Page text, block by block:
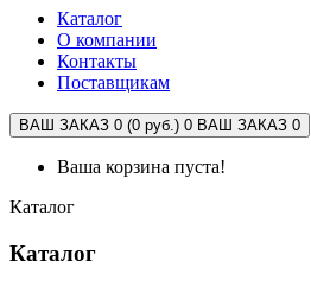
Каталог
О компании
Контакты
Поставщикам
ВАШ ЗАКАЗ 0 (0 руб.) 0 ВАШ ЗАКАЗ 0
Ваша корзина пуста!
Каталог
Каталог